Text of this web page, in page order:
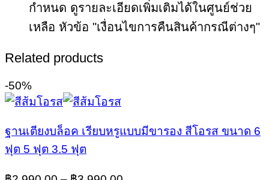
กำหนด ดูรายละเอียดเพิ่มเติมได้ในศูนย์ช่วย
เหลือ หัวข้อ "เงื่อนไขการคืนสินค้ากรณีต่างๆ"
Related products
-50%
ฐานเตียงบล็อค เรียบหรูแบบมีขารอง สีโอรส ขนาด 6
ฟุต 5 ฟุต 3.5 ฟุต